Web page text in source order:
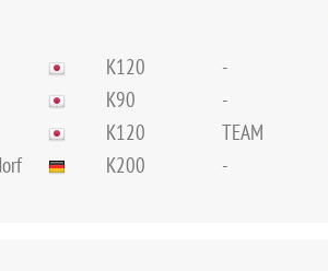
K120 -
K90 -
K120 TEAM
K200 -